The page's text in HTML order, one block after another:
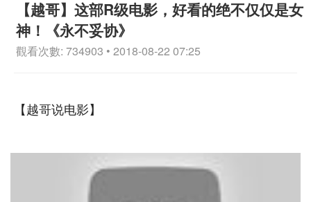
【越哥】这部R级电影，好看的绝不仅仅是女
神！《永不妥协》
觀看次數: 734903 • 2018-08-22 07:25
【越哥说电影】